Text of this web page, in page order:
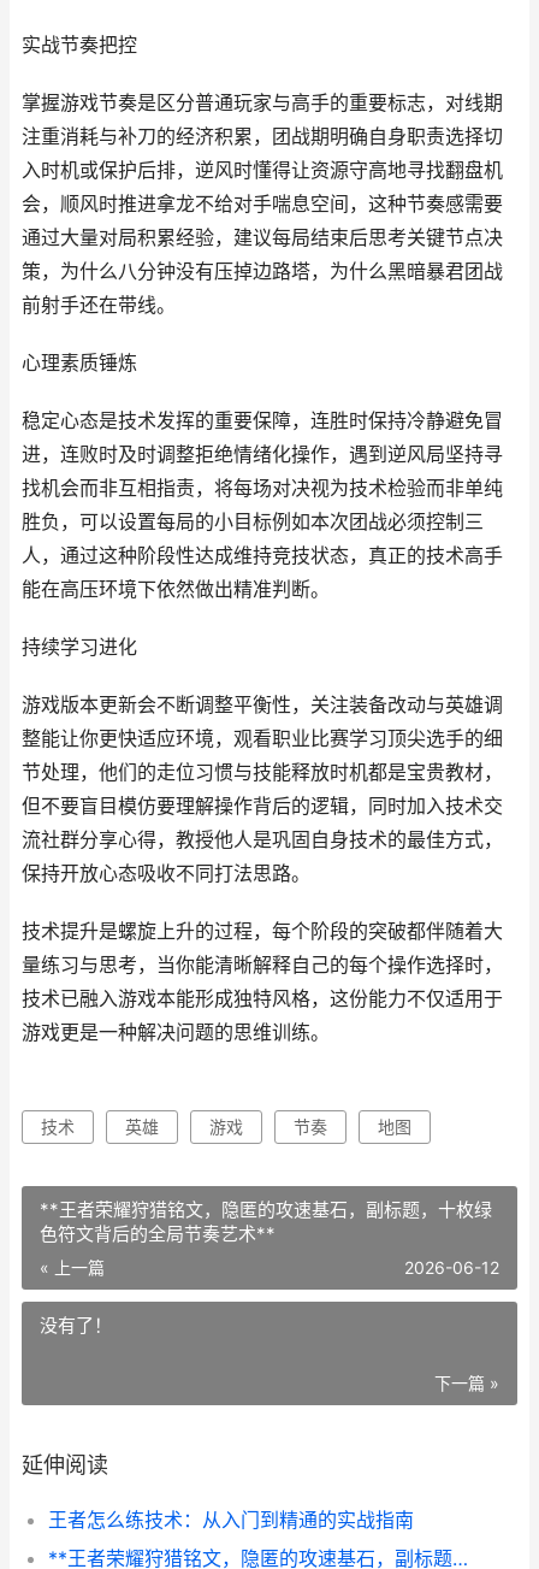
实战节奏把控
掌握游戏节奏是区分普通玩家与高手的重要标志，对线期
注重消耗与补刀的经济积累，团战期明确自身职责选择切
入时机或保护后排，逆风时懂得让资源守高地寻找翻盘机
会，顺风时推进拿龙不给对手喘息空间，这种节奏感需要
通过大量对局积累经验，建议每局结束后思考关键节点决
策，为什么八分钟没有压掉边路塔，为什么黑暗暴君团战
前射手还在带线。
心理素质锤炼
稳定心态是技术发挥的重要保障，连胜时保持冷静避免冒
进，连败时及时调整拒绝情绪化操作，遇到逆风局坚持寻
找机会而非互相指责，将每场对决视为技术检验而非单纯
胜负，可以设置每局的小目标例如本次团战必须控制三
人，通过这种阶段性达成维持竞技状态，真正的技术高手
能在高压环境下依然做出精准判断。
持续学习进化
游戏版本更新会不断调整平衡性，关注装备改动与英雄调
整能让你更快适应环境，观看职业比赛学习顶尖选手的细
节处理，他们的走位习惯与技能释放时机都是宝贵教材，
但不要盲目模仿要理解操作背后的逻辑，同时加入技术交
流社群分享心得，教授他人是巩固自身技术的最佳方式，
保持开放心态吸收不同打法思路。
技术提升是螺旋上升的过程，每个阶段的突破都伴随着大
量练习与思考，当你能清晰解释自己的每个操作选择时，
技术已融入游戏本能形成独特风格，这份能力不仅适用于
游戏更是一种解决问题的思维训练。
技术 英雄 游戏 节奏 地图
**王者荣耀狩猎铭文，隐匿的攻速基石，副标题，十枚绿
色符文背后的全局节奏艺术**
« 上一篇 2026-06-12
没有了！
下一篇 »
延伸阅读
王者怎么练技术：从入门到精通的实战指南
**王者荣耀狩猎铭文，隐匿的攻速基石，副标题，十枚绿色符文背后的全局节奏艺术**